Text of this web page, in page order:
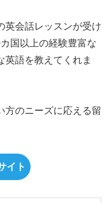
英会話レッスンが受け
国以上の経験豊富な
英語を教えてくれま
方のニーズに応える留
イト